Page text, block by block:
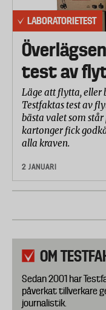
LABORATORIETEST
test av
Läge att flytta, eller
Testfaktas test av
bästa valet som
kartonger fick
alla kraven.
2 JANUARI
OM
Sedan 2001 har
påverkat tillverkare
journalistik.